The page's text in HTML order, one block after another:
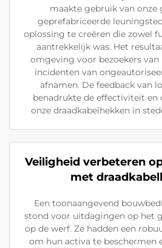
maakte gebruik van onze
geprefabriceerde
oplossing te creëren die zowel
aantrekkelijk was. Het
omgeving voor bezoekers van
incidenten van
afnamen. De feedback van
benadrukte de effectiviteit en
onze draadkabelhekken in
Veiligheid verbeteren
met
Een toonaangevend
stond voor uitdagingen op het
op de werf. Ze hadden een
om hun activa te beschermen